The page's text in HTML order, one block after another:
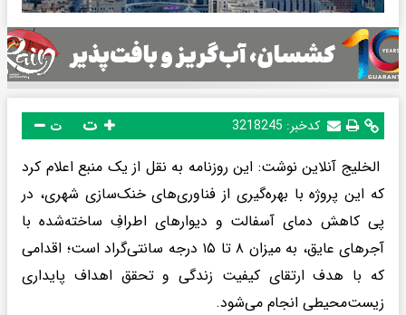
کدخبر: 3218245 ت
الخلیج آنلاین نوشت: این روزنامه به نقل از یک منبع اعلام کرد
که این پروژه با بهره‌گیری از فناوری‌های خنک‌سازی شهری، در
پی کاهش دمای آسفالت و دیوارهای اطرافِ ساخته‌شده با
آجرهای عایق، به میزان ۸ تا ۱۵ درجه سانتی‌گراد است؛ اقدامی
که با هدف ارتقای کیفیت زندگی و تحقق اهداف پایداری
زیست‌محیطی انجام می‌شود.